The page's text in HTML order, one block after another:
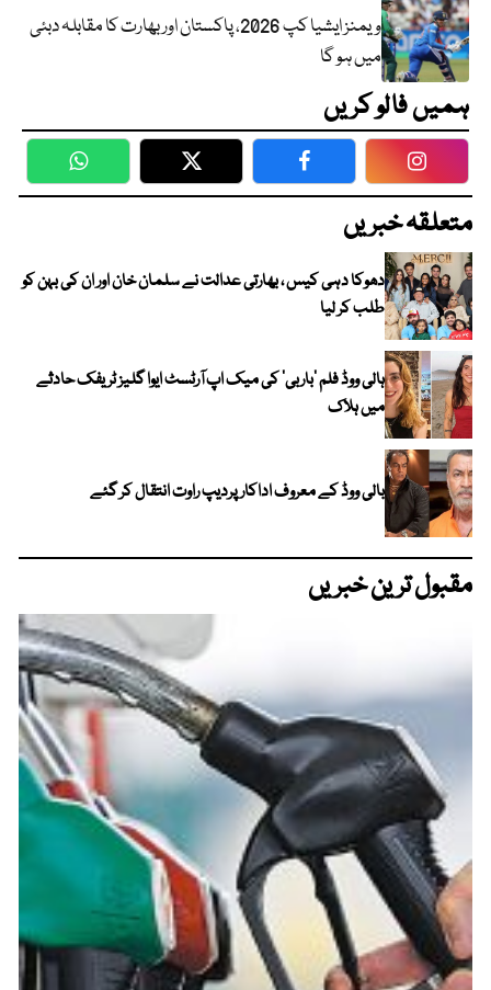
ویمنز ایشیا کپ 2026، پاکستان اور بھارت کا مقابلہ دبئی
میں ہو گا
ہمیں فالو کریں
WhatsApp Twitter Facebook
متعلقہ خبریں
دھوکا دہی کیس ، بھارتی عدالت نے سلمان خان اور ان کی بہن کو
طلب کر لیا
ہالی ووڈ فلم ’باربی‘ کی میک اپ آرٹسٹ ایوا گلیز ٹریفک حادثے
میں ہلاک
بالی ووڈ کے معروف اداکار پردیپ راوت انتقال کر گئے
مقبول ترین خبریں